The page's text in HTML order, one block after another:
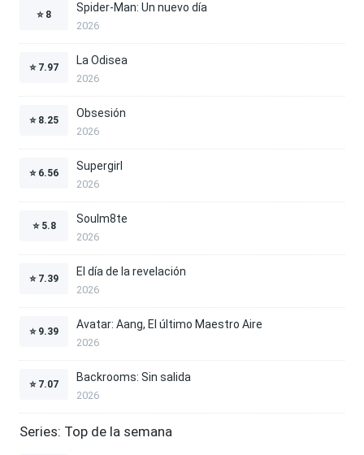
⭐ 8
Spider-Man: Un nuevo día
2026
⭐ 7.97
La Odisea
2026
⭐ 8.25
Obsesión
2026
⭐ 6.56
Supergirl
2026
⭐ 5.8
Soulm8te
2026
⭐ 7.39
El día de la revelación
2026
⭐ 9.39
Avatar: Aang, El último Maestro Aire
2026
⭐ 7.07
Backrooms: Sin salida
2026
Series: Top de la semana